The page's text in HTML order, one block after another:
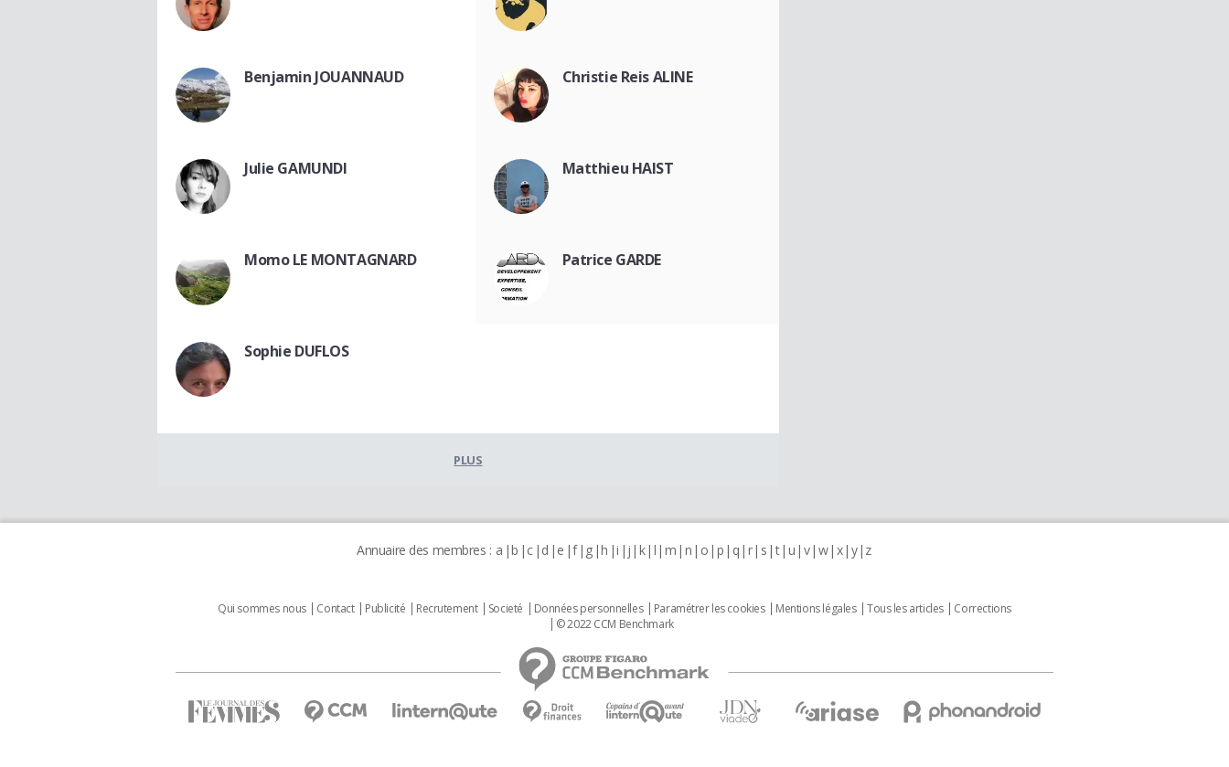
Benjamin JOUANNAUD Christie Reis ALINE
Julie GAMUNDI Matthieu HAIST
Momo LE MONTAGNARD Patrice GARDE
Sophie DUFLOS
PLUS
Annuaire des membres : a b c d e f g h i j k l m n o p q r s t u v w x y z
Qui sommes nous Contact Publicité Recrutement Societé Données personnelles Paramétrer les cookies Mentions légales Tous les articles
Corrections
© 2022 CCM Benchmark